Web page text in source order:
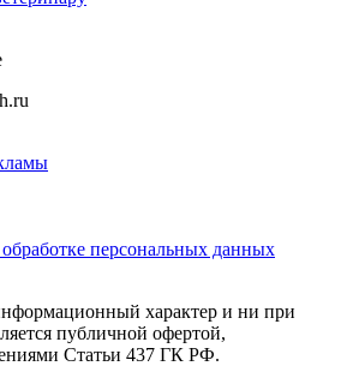
персональных данных
характер и ни при
публичной офертой,
Статьи 437 ГК РФ.